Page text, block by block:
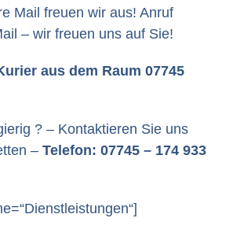
Mail freuen wir aus! Anruf
– wir freuen uns auf Sie!
aus dem Raum 07745
? – Kontaktieren Sie uns
– Telefon: 07745 – 174 933